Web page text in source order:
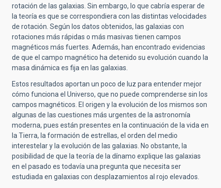
rotación de las galaxias. Sin embargo, lo que cabría esperar de
la teoría es que se correspondiera con las distintas velocidades
de rotación. Según los datos obtenidos, las galaxias con
rotaciones más rápidas o más masivas tienen campos
magnéticos más fuertes. Además, han encontrado evidencias
de que el campo magnético ha detenido su evolución cuando la
masa dinámica es fija en las galaxias.
Estos resultados aportan un poco de luz para entender mejor
cómo funciona el Universo, que no puede comprenderse sin los
campos magnéticos. El origen y la evolución de los mismos son
algunas de las cuestiones más urgentes de la astronomía
moderna, pues están presentes en la continuación de la vida en
la Tierra, la formación de estrellas, el orden del medio
interestelar y la evolución de las galaxias. No obstante, la
posibilidad de que la teoría de la dínamo explique las galaxias
en el pasado es todavía una pregunta que necesita ser
estudiada en galaxias con desplazamientos al rojo elevados.